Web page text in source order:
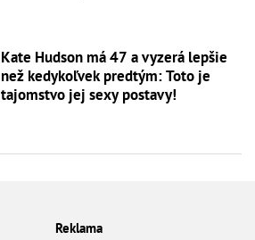
Kate Hudson má 47 a vyzerá lepšie
než kedykoľvek predtým: Toto je
tajomstvo jej sexy postavy!
Reklama